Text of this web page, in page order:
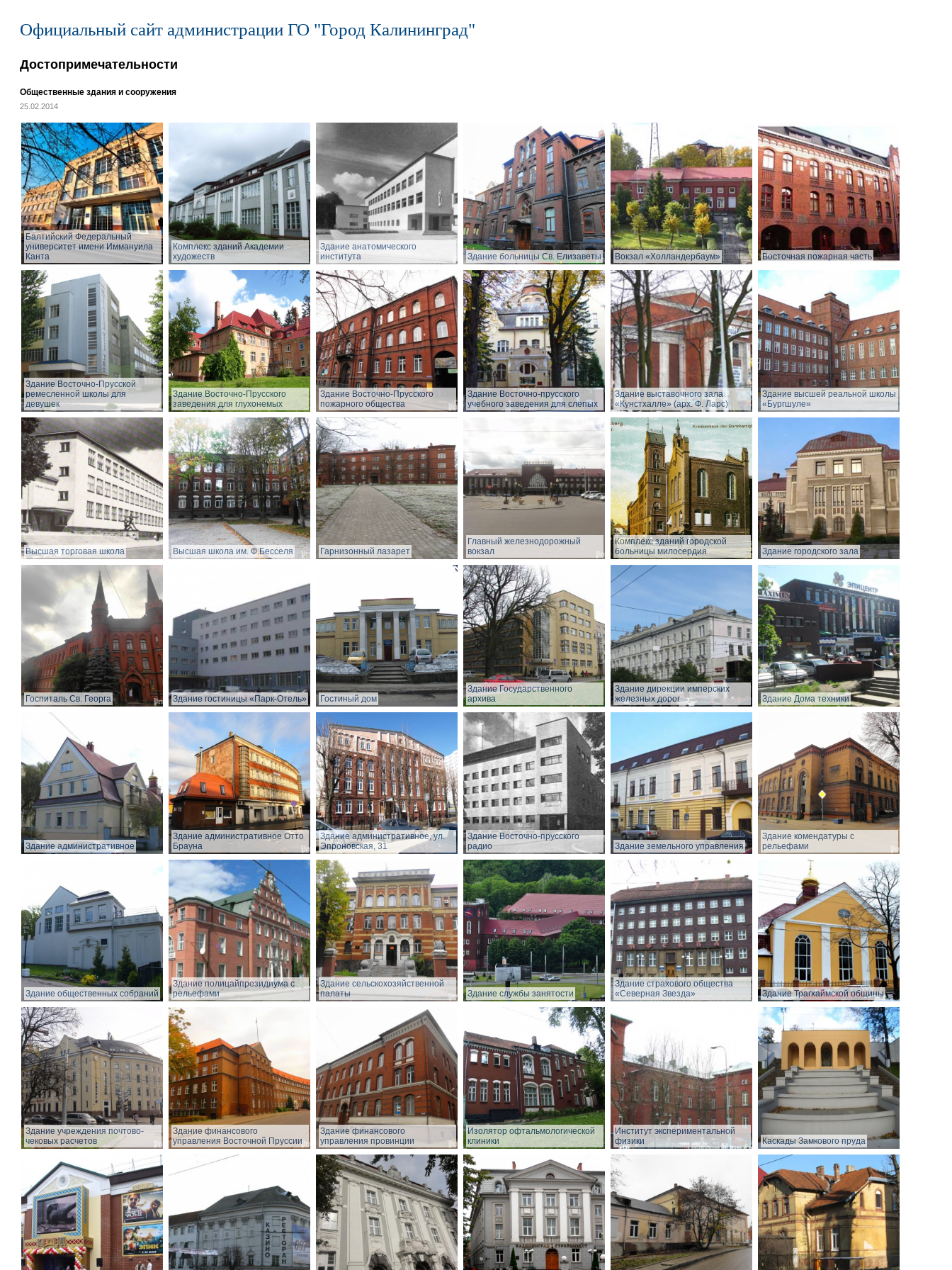
Официальный сайт администрации ГО "Город Калининград"
Достопримечательности
Общественные здания и сооружения
25.02.2014
Балтийский Федеральный
университет имени Иммануила
Канта
Комплекс зданий Академии
художеств
Здание анатомического
института
Здание больницы Св. Елизаветы Вокзал «Холландербаум» Восточная пожарная часть
Здание Восточно-Прусской
ремесленной школы для
девушек
Здание Восточно-Прусского
заведения для глухонемых
Здание Восточно-Прусского
пожарного общества
Здание Восточно-прусского
учебного заведения для слепых
Здание выставочного зала
«Кунстхалле» (арх. Ф. Ларс)
Здание высшей реальной школы
«Бургшуле»
Высшая торговая школа Высшая школа им. Ф.Бесселя Гарнизонный лазарет
Главный железнодорожный
вокзал
Комплекс зданий городской
больницы милосердия
Здание городского зала
Госпиталь Св. Георга Здание гостиницы «Парк-Отель» Гостиный дом
Здание Государственного
архива
Здание дирекции имперских
железных дорог
Здание Дома техники
Здание административное
Здание административное Отто
Брауна
Здание административное, ул.
Эпроновская, 31
Здание Восточно-прусского
радио
Здание земельного управления
Здание комендатуры с
рельефами
Здание общественных собраний
Здание полицайпрезидиума с
рельефами
Здание сельскохозяйственной
палаты
Здание службы занятости
Здание страхового общества
«Северная Звезда»
Здание Трагхаймской общины
Здание учреждения почтово-
чековых расчетов
Здание финансового
управления Восточной Пруссии
Здание финансового
управления провинции
Изолятор офтальмологической
клиники
Институт экспериментальной
физики
Каскады Замкового пруда